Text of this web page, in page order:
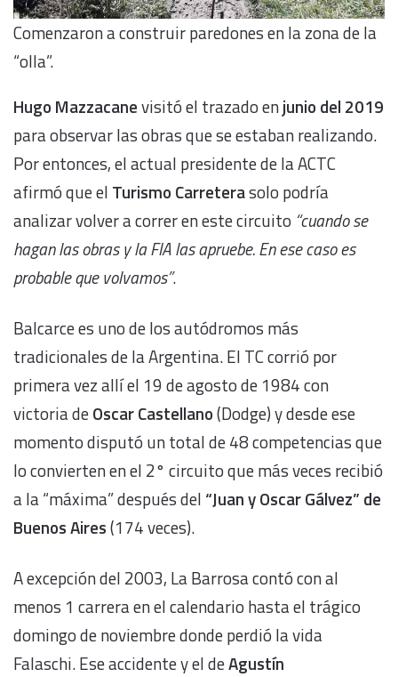
Comenzaron a construir paredones en la zona de la
“olla”.
Hugo Mazzacanevisitó el trazado enjunio del 2019
para observar las obras que se estaban realizando.
Por entonces, el actual presidente de la ACTC
afirmó que el Turismo Carreterasolo podría
analizar volver a correr en este circuito “cuando se
hagan las obras y la FIA las apruebe. En ese caso es
probable que volvamos”.
Balcarce es uno de los autódromos más
tradicionales de la Argentina. El TC corrió por
primera vez allí el 19 de agosto de 1984 con
victoria deOscar Castellano(Dodge) y desde ese
momento disputó un total de 48 competencias que
lo convierten en el 2° circuito que más veces recibió
a la “máxima” después del “Juan y Oscar Gálvez” de
Buenos Aires(174 veces).
A excepción del 2003, La Barrosa contó con al
menos 1 carrera en el calendario hasta el trágico
domingo de noviembre donde perdió la vida
Falaschi. Ese accidente y el deAgustín